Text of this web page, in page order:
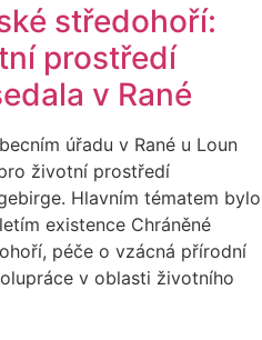
středohoří:
prostředí
v Rané
úřadu v Rané u Loun
životní prostředí
Hlavním tématem bylo
existence Chráněné
péče o vzácná přírodní
v oblasti životního